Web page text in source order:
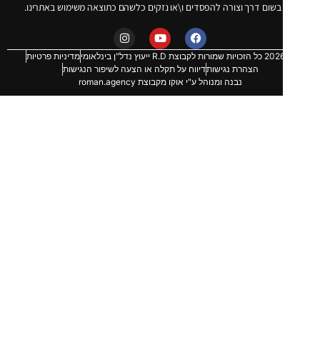
דרך וצורה להפסדים ו\או נזקים כלשהם כתוצאה משימוש באתרינו.
מדיניות פרטיות
הצהרת נגישותדיווח על תקלה או הצעה לשיפור הנגישות
נבנה ומנוהל ע"י אוקו מקבוצת roman.agency